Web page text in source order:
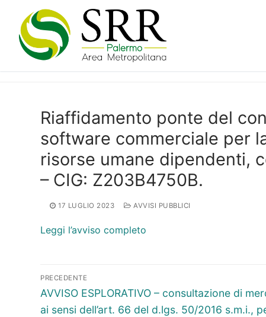
contenuto
Riaffidamento ponte del
software commerciale per
risorse umane dipendenti,
– CIG: Z203B4750B.
17 LUGLIO 2023 AVVISI PUBBLICI
Leggi l’avviso completo
Navigazione
articoli
PRECEDENTE
Articolo
precedente:
AVVISO ESPLORATIVO – consultazione di
ai sensi dell’art. 66 del d.lgs. 50/2016 s.m.i.,